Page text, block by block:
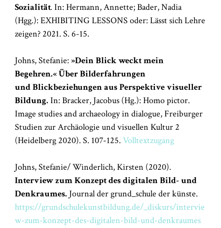
Sozialität. In: Hermann, Annette; Bader, Nadia
(Hgg.): EXHIBITING LESSONS oder: Lässt sich Lehre
zeigen? 2021. S. 6-15.
Johns, Stefanie: »Dein Blick weckt mein
Begehren.« Über Bilderfahrungen
und Blickbeziehungen aus Perspektive visueller
Bildung. In: Bracker, Jacobus (Hg.): Homo pictor.
Image studies and archaeology in dialogue, Freiburger
Studien zur Archäologie und visuellen Kultur 2
(Heidelberg 2020). S. 107-125. Volltextzugang
Johns, Stefanie/ Winderlich, Kirsten (2020).
Interview zum Konzept des digitalen Bild- und
Denkraumes. Journal der grund_schule der künste.
https://grundschulekunstbildung.de/_diskurs/intervie
w-zum-konzept-des-digitalen-bild-und-denkraumes